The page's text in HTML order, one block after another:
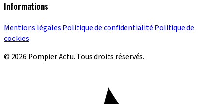
Informations
Mentions légales Politique de confidentialité Politique de
cookies
© 2026 Pompier Actu. Tous droits réservés.